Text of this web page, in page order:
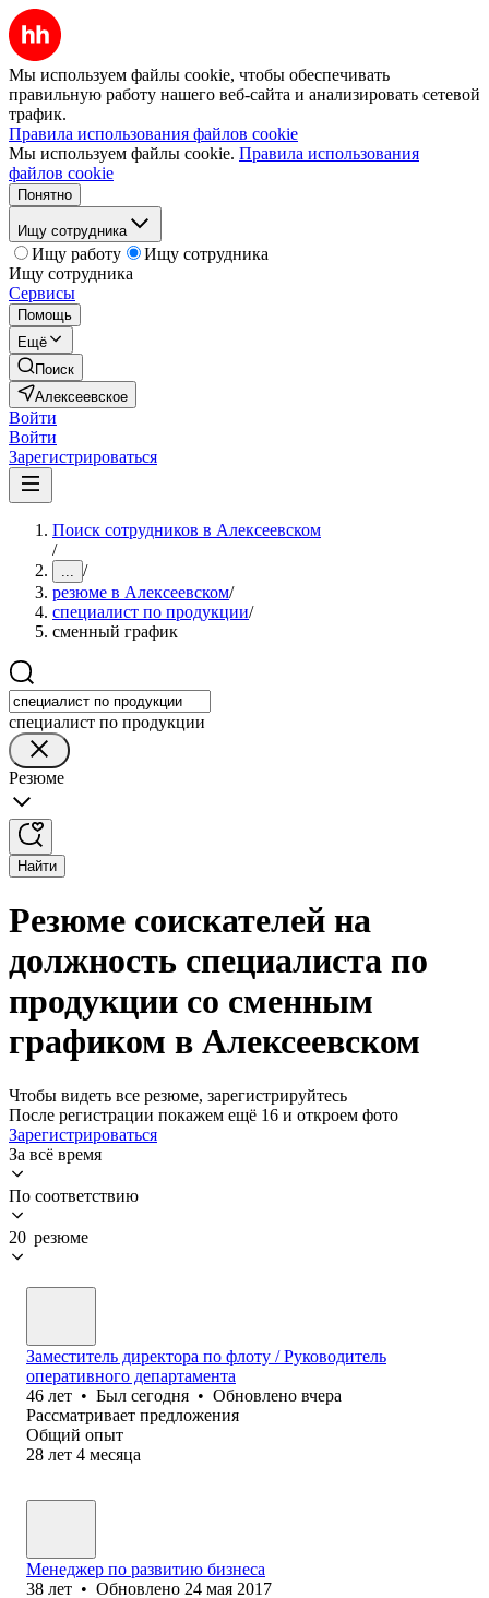
Мы используем файлы cookie, чтобы обеспечивать
правильную работу нашего веб-сайта и анализировать сетевой
трафик.
Правила использования файлов cookie
Мы используем файлы cookie. Правила использования
файлов cookie
Понятно
Ищу сотрудника
Ищу работу
Ищу сотрудника
Ищу сотрудника
Сервисы
Помощь
Ещё
Поиск
Алексеевское
Войти
Войти
Зарегистрироваться
Поиск сотрудников в Алексеевском
/
... /
резюме в Алексеевском/
специалист по продукции/
сменный график
специалист по продукции
Резюме
Найти
Резюме соискателей на
должность специалиста по
продукции со сменным
графиком в Алексеевском
Чтобы видеть все резюме, зарегистрируйтесь
После регистрации покажем ещё 16 и откроем фото
Зарегистрироваться
За всё время
По соответствию
20 резюме
Заместитель директора по флоту / Руководитель
оперативного департамента
46 лет • Был сегодня • Обновлено вчера
Рассматривает предложения
Общий опыт
28 лет 4 месяца
Менеджер по развитию бизнеса
38 лет • Обновлено 24 мая 2017